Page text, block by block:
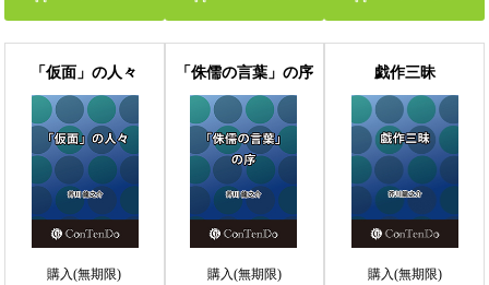
「仮面」の人々
購入(無期限)
「侏儒の言葉」の序
購入(無期限)
戯作三昧
購入(無期限)